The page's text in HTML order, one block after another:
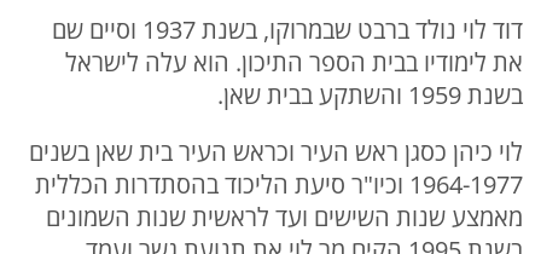
דוד לוי נולד ברבט שבמרוקו, בשנת 1937 וסיים שם
את לימודיו בבית הספר התיכון. הוא עלה לישראל
בשנת 1959 והשתקע בבית שאן.
לוי כיהן כסגן ראש העיר וכראש העיר בית שאן בשנים
1964-1977 וכיו"ר סיעת הליכוד בהסתדרות הכללית
מאמצע שנות השישים ועד לראשית שנות השמונים